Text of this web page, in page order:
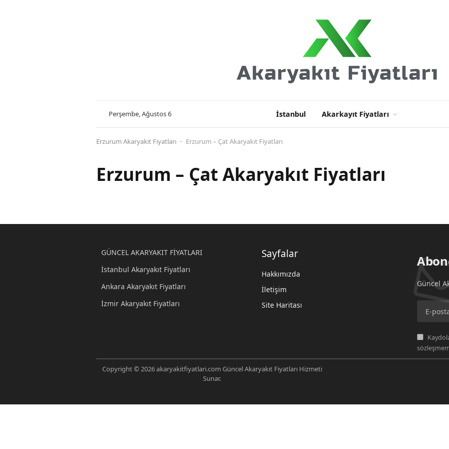
Perşembe, Ağustos 6 İstanbul Akarkayıt Fiyatları
Erzurum Akaryakıt Fiyatları - Erzurum – Çat Akaryakıt Fiyatları
Erzurum – Çat Akaryakıt Fiyatları
GÜNCEL AKARYAKIT FİYATLARI
İstanbul Akaryakıt Fiyatları
Ankara Akaryakıt Fiyatları
İzmir Akaryakıt Fiyatları
Sayfalar
Hakkımızda
İletişim
Site Haritası
Güncel
Copyright © 2026 akaryakitfiyatlari.com Güncel Akaryakıt Fiyatları Hizmeti
Sunar.